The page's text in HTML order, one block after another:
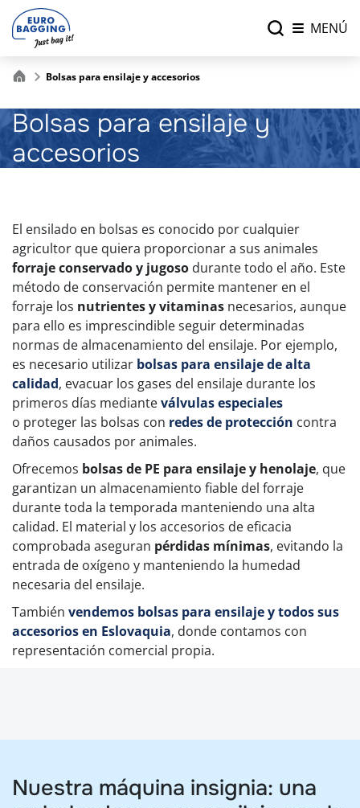
MENÚ
Bolsas para ensilaje y accesorios
Bolsas para ensilaje y
accesorios
El ensilado en bolsas es conocido por cualquier
agricultor que quiera proporcionar a sus animales
forraje conservado y jugoso durante todo el año. Este
método de conservación permite mantener en el
forraje los nutrientes y vitaminas necesarios, aunque
para ello es imprescindible seguir determinadas
normas de almacenamiento del ensilaje. Por ejemplo,
es necesario utilizar bolsas para ensilaje de alta
calidad, evacuar los gases del ensilaje durante los
primeros días medianteválvulas especiales
o proteger las bolsas con redes de protección contra
daños causados por animales.
Ofrecemos bolsas de PE para ensilaje y henolaje, que
garantizan un almacenamiento fiable del forraje
durante toda la temporada manteniendo una alta
calidad. El material y los accesorios de eficacia
comprobada aseguran pérdidas mínimas, evitando la
entrada de oxígeno y manteniendo la humedad
necesaria del ensilaje.
También vendemos bolsas para ensilaje y todos sus
accesorios en Eslovaquia, donde contamos con
representación comercial propia.
Nuestra máquina insignia: una